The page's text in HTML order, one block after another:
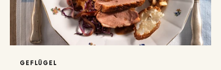
GEFLÜGEL